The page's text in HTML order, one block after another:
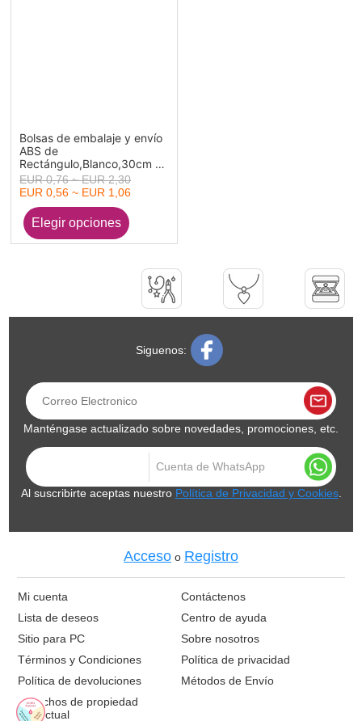
Bolsas de embalaje y envío
ABS de
Rectángulo,Blanco,30cm x
6cm 100 Unidades
EUR 0,76 ~ EUR 2,30
EUR 0,56 ~ EUR 1,06
Siguenos:
Manténgase actualizado sobre novedades, promociones, etc.
Al suscribirte aceptas nuestro Política de Privacidad y Cookies.
Acceso o Registro
Mi cuenta
Contáctenos
Lista de deseos
Centro de ayuda
Sitio para PC
Sobre nosotros
Términos y Condiciones
Política de privacidad
Política de devoluciones
Métodos de Envío
Derechos de propiedad
intelectual